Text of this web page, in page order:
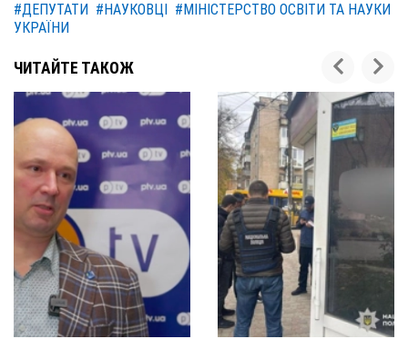
#ДЕПУТАТИ #НАУКОВЦІ #МІНІСТЕРСТВО ОСВІТИ ТА НАУКИ
УКРАЇНИ
ЧИТАЙТЕ ТАКОЖ